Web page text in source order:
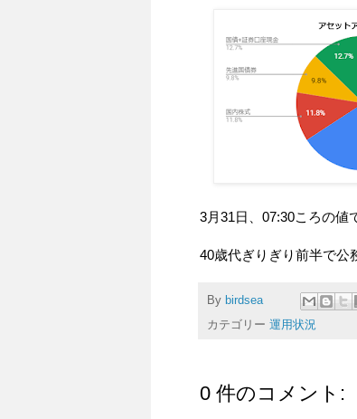
3月31日、07:30ころの値
40歳代ぎりぎり前半で公
By birdsea
カテゴリー 運用状況
0 件のコメント: